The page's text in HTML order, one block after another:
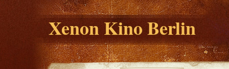
Xenon Kino Berlin